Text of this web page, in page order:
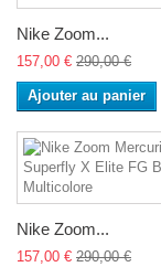
Nike Zoom...
157,00 € 290,00 €
Ajouter au panier
Nike Zoom...
157,00 € 290,00 €